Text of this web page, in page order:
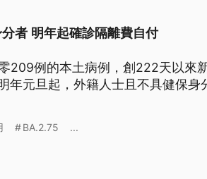
者 明年起確診隔離費自付
209例的本土病例，創222天以來
年元旦起，外籍人士且不具健保身
BA.2.75 ...